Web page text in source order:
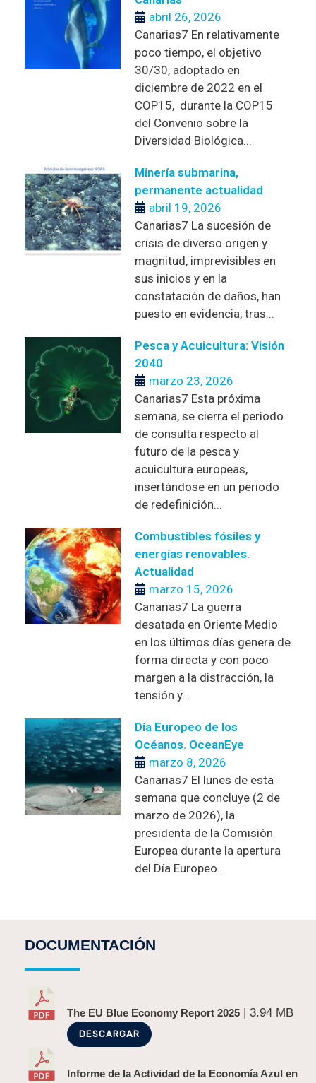
abril 26, 2026
Canarias7 En relativamente
poco tiempo, el objetivo
30/30, adoptado en
diciembre de 2022 en el
COP15, durante la COP15
del Convenio sobre la
Diversidad Biológica...
Minería submarina,
permanente actualidad
abril 19, 2026
Canarias7 La sucesión de
crisis de diverso origen y
magnitud, imprevisibles en
sus inicios y en la
constatación de daños, han
puesto en evidencia, tras...
Pesca y Acuicultura: Visión
2040
marzo 23, 2026
Canarias7 Esta próxima
semana, se cierra el periodo
de consulta respecto al
futuro de la pesca y
acuicultura europeas,
insertándose en un periodo
de redefinición...
Combustibles fósiles y
energías renovables.
Actualidad
marzo 15, 2026
Canarias7 La guerra
desatada en Oriente Medio
en los últimos días genera de
forma directa y con poco
margen a la distracción, la
tensión y...
Día Europeo de los
Océanos. OceanEye
marzo 8, 2026
Canarias7 El lunes de esta
semana que concluye (2 de
marzo de 2026), la
presidenta de la Comisión
Europea durante la apertura
del Día Europeo...
DOCUMENTACIÓN
The EU Blue Economy Report 2025 | 3.94 MB
DESCARGAR
Informe de la Actividad de la Economía Azul en